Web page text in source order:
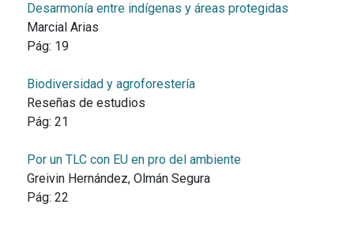
Desarmonía entre indígenas y áreas protegidas
Marcial Arias
Pág: 19
Biodiversidad y agroforestería
Reseñas de estudios
Pág: 21
Por un TLC con EU en pro del ambiente
Greivin Hernández, Olmán Segura
Pág: 22